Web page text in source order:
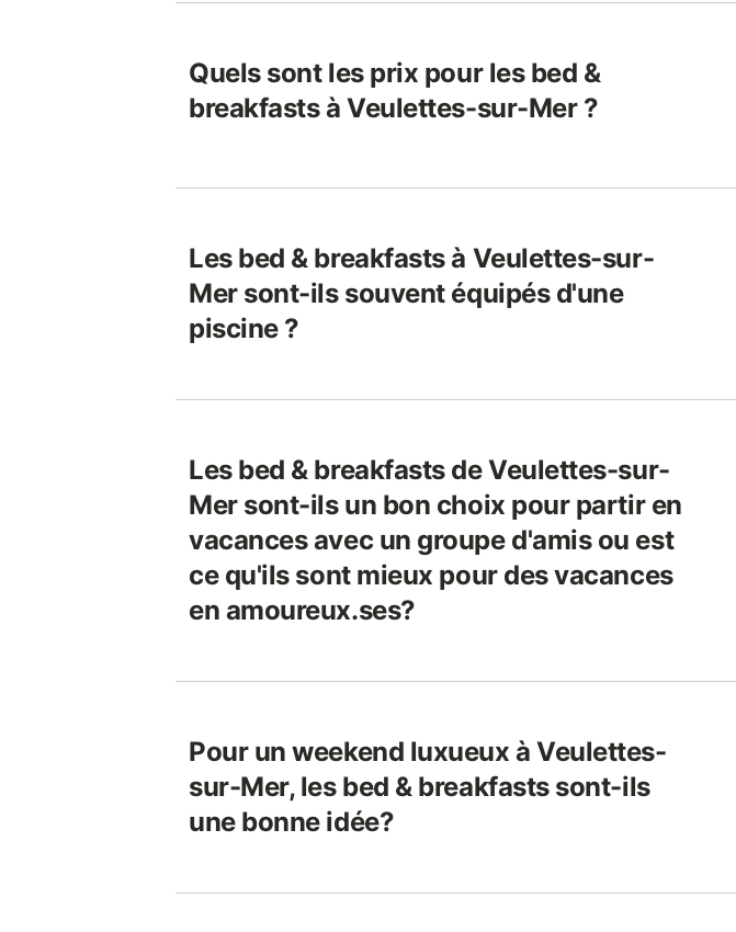
Quels sont les prix pour les bed &
breakfasts à Veulettes-sur-Mer ?
Les bed & breakfasts à Veulettes-sur-
Mer sont-ils souvent équipés d'une
piscine ?
Les bed & breakfasts de Veulettes-sur-
Mer sont-ils un bon choix pour partir en
vacances avec un groupe d'amis ou est
ce qu'ils sont mieux pour des vacances
en amoureux.ses?
Pour un weekend luxueux à Veulettes-
sur-Mer, les bed & breakfasts sont-ils
une bonne idée?